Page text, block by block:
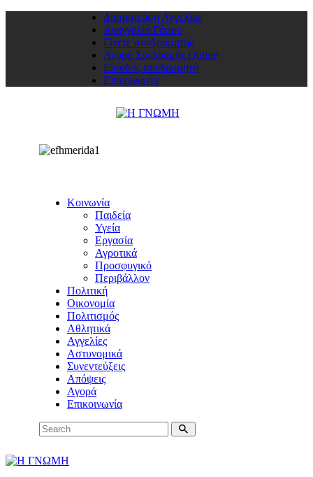
Δημοσιεύση Αγγελίας
Αναγγελία Γάμου
Γίνετε συνδρομητής
Αγορά Συνδρομής Online
Είσοδος συνδρομητή
Επικοινωνία
Κοινωνία
Παιδεία
Υγεία
Εργασία
Αγροτικά
Προσφυγικό
Περιβάλλον
Πολιτική
Οικονομία
Πολιτισμός
Αθλητικά
Αγγελίες
Αστυνομικά
Συνεντεύξεις
Απόψεις
Αγορά
Επικοινωνία